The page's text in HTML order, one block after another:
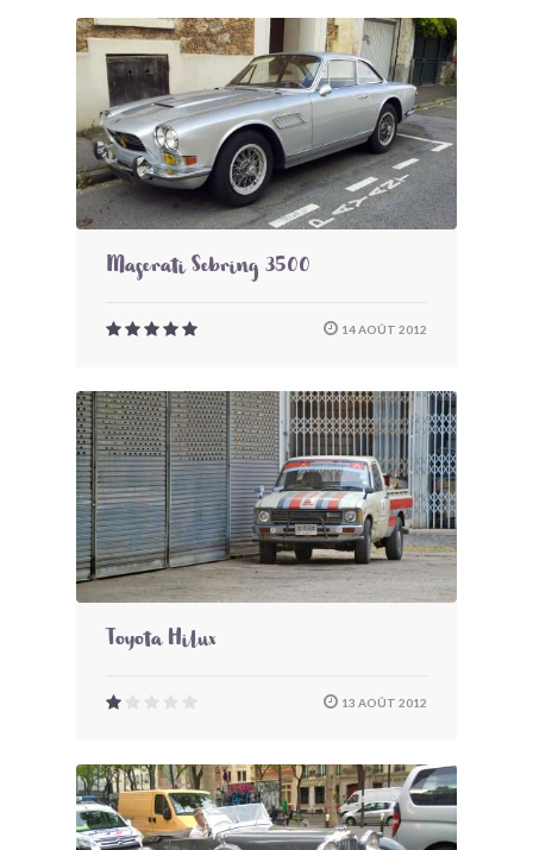
Maserati Sebring 3500
14 AOÛT 2012
Toyota Hilux
13 AOÛT 2012